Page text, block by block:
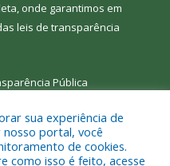
onde garantimos em
leis de transparência
Pública
sua experiência de
portal, você
de cookies.
como isso é feito, acesse